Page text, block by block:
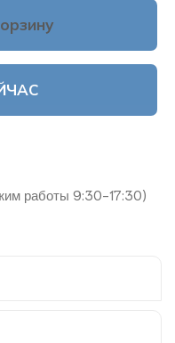
работы 9:30-17:30)